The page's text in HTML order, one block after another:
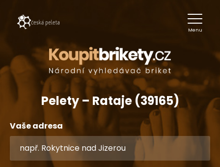
Menu
Pelety – Rataje (39165)
Vaše adresa